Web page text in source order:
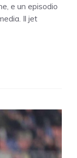
e un episodio
Il jet